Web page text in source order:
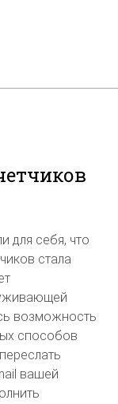
для себя, что
стала
возможность
способов
вашей